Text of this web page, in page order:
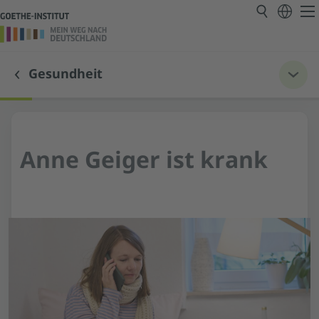
Gesundheit
Anne Geiger ist krank